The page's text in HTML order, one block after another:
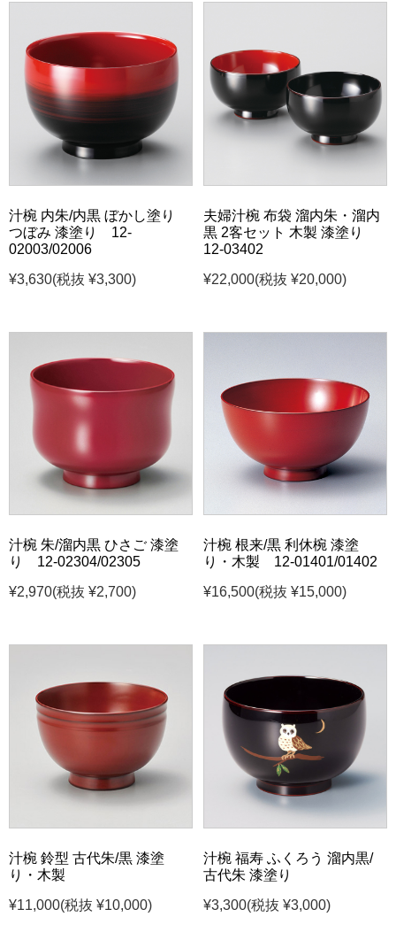
汁椀 内朱/内黒 ぼかし塗り
つぼみ 漆塗り 12-
02003/02006
¥3,630(税抜 ¥3,300)
夫婦汁椀 布袋 溜内朱・溜内
黒 2客セット 木製 漆塗り
12-03402
¥22,000(税抜 ¥20,000)
汁椀 朱/溜内黒 ひさご 漆塗
り 12-02304/02305
¥2,970(税抜 ¥2,700)
汁椀 根来/黒 利休椀 漆塗
り・木製 12-01401/01402
¥16,500(税抜 ¥15,000)
汁椀 鈴型 古代朱/黒 漆塗
り・木製
¥11,000(税抜 ¥10,000)
汁椀 福寿 ふくろう 溜内黒/
古代朱 漆塗り
¥3,300(税抜 ¥3,000)